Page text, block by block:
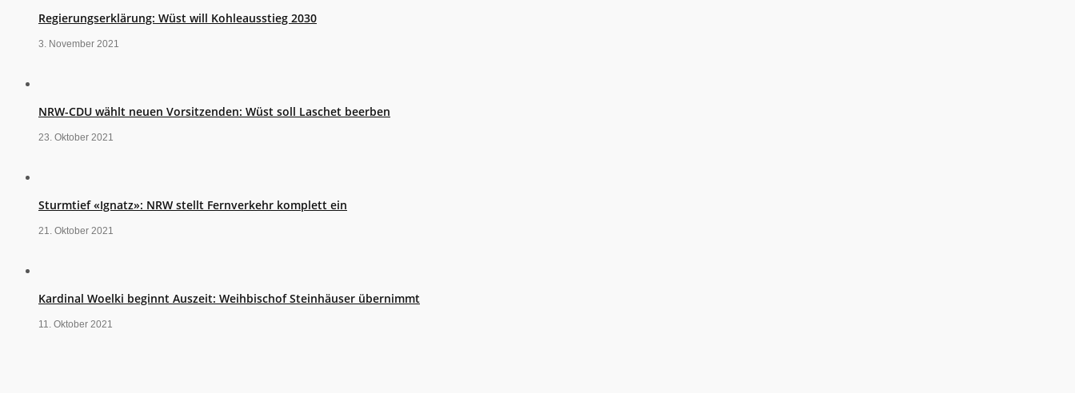
Regierungserklärung: Wüst will Kohleausstieg 2030
3. November 2021
NRW-CDU wählt neuen Vorsitzenden: Wüst soll Laschet beerben
23. Oktober 2021
Sturmtief «Ignatz»: NRW stellt Fernverkehr komplett ein
21. Oktober 2021
Kardinal Woelki beginnt Auszeit: Weihbischof Steinhäuser übernimmt
11. Oktober 2021